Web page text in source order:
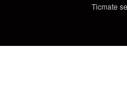
Ticmate